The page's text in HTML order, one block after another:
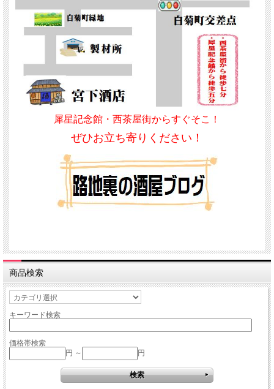
犀星記念館・西茶屋街からすぐそこ！
ぜひお立ち寄りください！
商品検索
キーワード検索
価格帯検索
円 ～
円